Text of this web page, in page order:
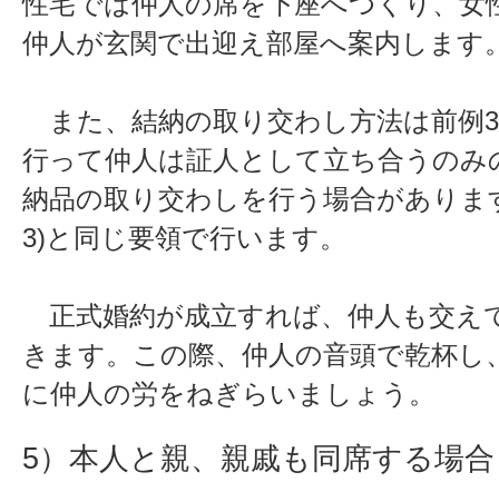
仲人が玄関で出迎え部屋へ案内します
また、結納の取り交わし方法は前例
行って仲人は証人として立ち合うのみ
納品の取り交わしを行う場合があり
3)と同じ要領で行います。
正式婚約が成立すれば、仲人も交え
きます。この際、仲人の音頭で乾杯し
に仲人の労をねぎらいましょう。
5）本人と親、親戚も同席する場合